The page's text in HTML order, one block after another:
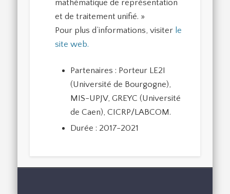
mathématique de représentation
et de traitement unifié. »
Pour plus d’informations, visiter le
site web.
Partenaires : Porteur LE2I
(Université de Bourgogne),
MIS-UPJV, GREYC (Université
de Caen), CICRP/LABCOM.
Durée : 2017-2021